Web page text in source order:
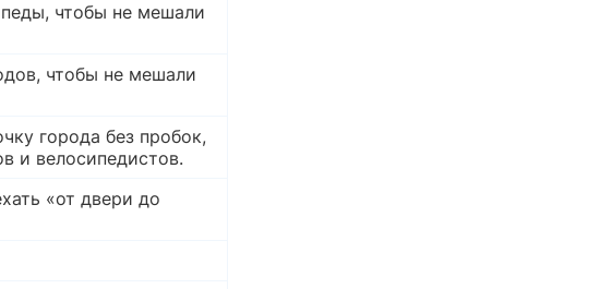
чтобы не мешали
чтобы не мешали
города без пробок,
и велосипедистов.
«от двери до